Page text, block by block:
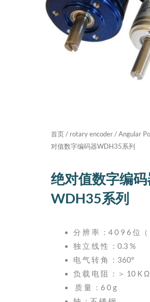
首页/ rotary encoder/Angular
对值数字编码器WDH35系列
绝对值数字编
WDH35系列
分 辨 率 ：4 0 9 6 位（
独 立 线 性 ：0.3 %
电 气 转 角 ：360°
负 载 电 阻 ：＞ 10 K Ω
质 量 ：6 0 g